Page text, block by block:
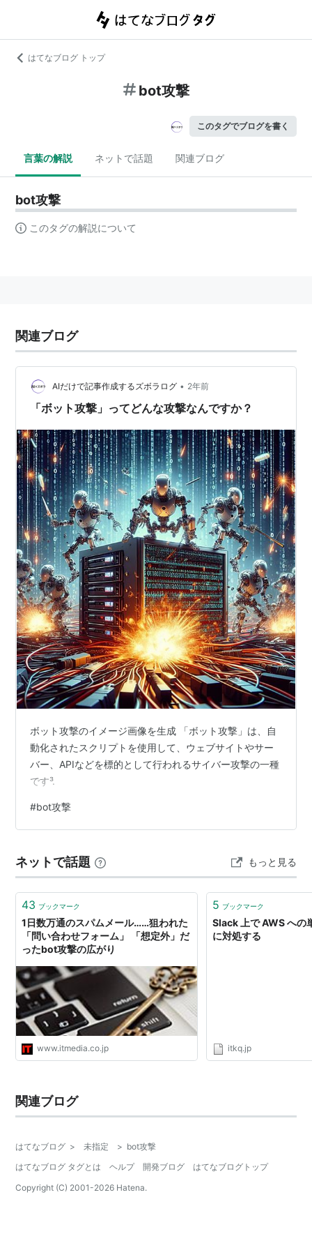
はてなブログ トップ
bot攻撃
このタグでブログを書く
言葉の解説 ネットで話題 関連ブログ
bot攻撃
このタグの解説について
関連ブログ
AIだけで記事作成するズボラログ • 2年前
「ボット攻撃」ってどんな攻撃なんですか？
ボット攻撃のイメージ画像を生成 「ボット攻撃」は、自
動化されたスクリプトを使用して、ウェブサイトやサー
バー、APIなどを標的として行われるサイバー攻撃の一種
です³.
#bot攻撃
ネットで話題 もっと見る
43 ブックマーク
1日数万通のスパムメール……狙われた
「問い合わせフォーム」 「想定外」だ
ったbot攻撃の広がり
www.itmedia.co.jp
5 ブックマーク
Slack 上で AWS への
に対処する
itkq.jp
関連ブログ
はてなブログ > 未指定 > bot攻撃
はてなブログ タグとは
ヘルプ 開発ブログ
はてなブログトップ
Copyright (C) 2001-2026 Hatena.